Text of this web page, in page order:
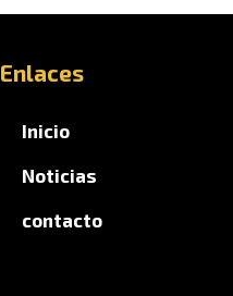
Enlaces
Inicio
Noticias
contacto